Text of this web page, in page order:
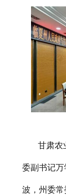
甘肃农
委副书记
波，州委常